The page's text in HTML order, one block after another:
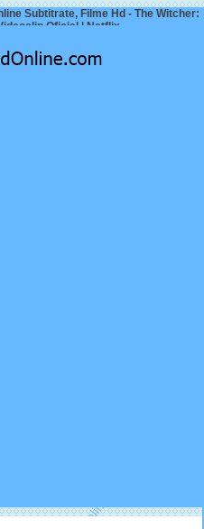
Subtitrate, Filme Hd - The Witcher:
Oficial | Netflix